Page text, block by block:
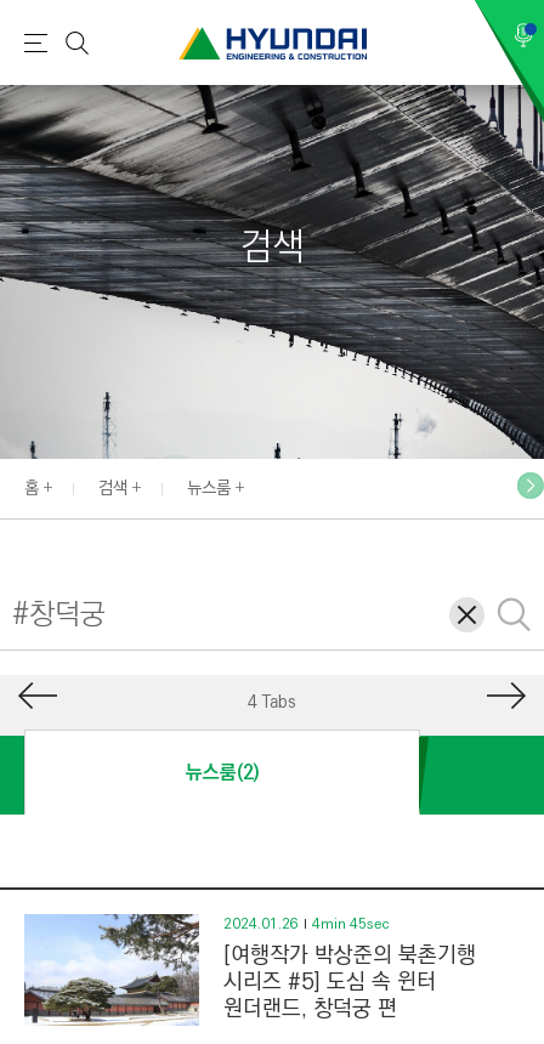
현
건
설
(
H
Y
U
N
E
N
I
N
O
N
S
T
R
메
뉴
검
색
검색
홈 검색 뉴스룸
삭
제
검
색
4 Tabs
뉴스룸(2)
2024.01.26 4min 45sec
[여행작가 박상준의 북촌기행
시리즈 #5] 도심 속 윈터
원더랜드, 창덕궁 편